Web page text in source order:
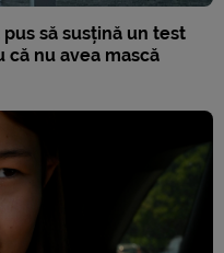
să susțină un test
că nu avea mască